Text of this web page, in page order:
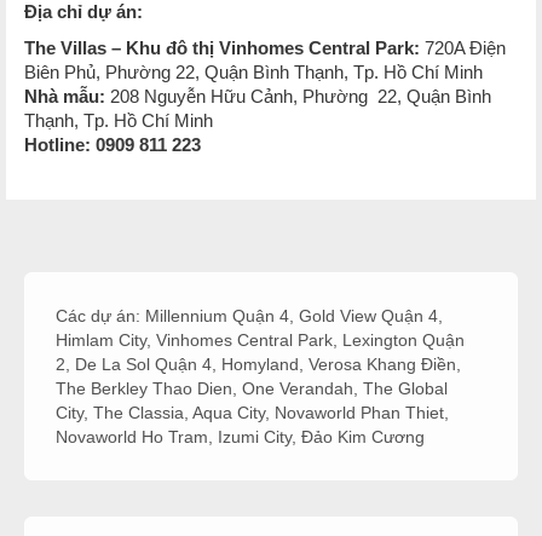
Địa chỉ dự án:
The Villas – Khu đô thị Vinhomes Central Park: 720A Điện
Biên Phủ, Phường 22, Quận Bình Thạnh, Tp. Hồ Chí Minh
Nhà mẫu: 208 Nguyễn Hữu Cảnh, Phường 22, Quận Bình
Thạnh, Tp. Hồ Chí Minh
Hotline: 0909 811 223
Các dự án: Millennium Quận 4 Gold View Quận 4
Himlam City, Vinhomes Central Park Lexington Quận
2
De La Sol Quận 4 Homyland Verosa Khang Điền
The Berkley Thao Dien One Verandah The Global
City, The Classia Aqua City, Novaworld Phan Thiet
Novaworld Ho Tram
Izumi City, Đảo Kim Cương